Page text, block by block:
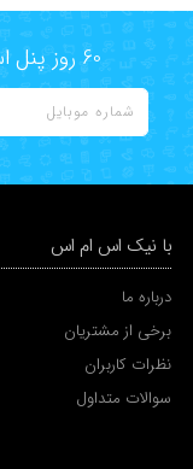
60 روز پنل اس ام اس رایگان، امتحان کنید!
با نیک اس ام اس
درباره ما
برخی از مشتریان
نظرات کاربران
سوالات متداول